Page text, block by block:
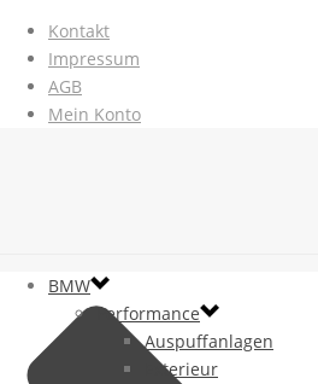
Kontakt
Impressum
AGB
Mein Konto
BMW
Performance
Auspuffanlagen
Exterieur